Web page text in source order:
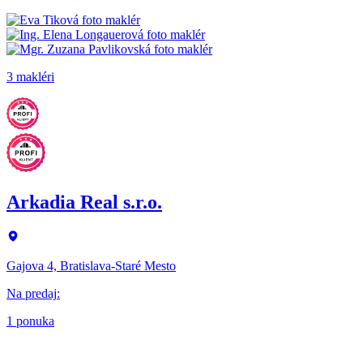
3 makléri
Arkadia Real s.r.o.
Gajova 4, Bratislava-Staré Mesto
Na predaj:
1 ponuka